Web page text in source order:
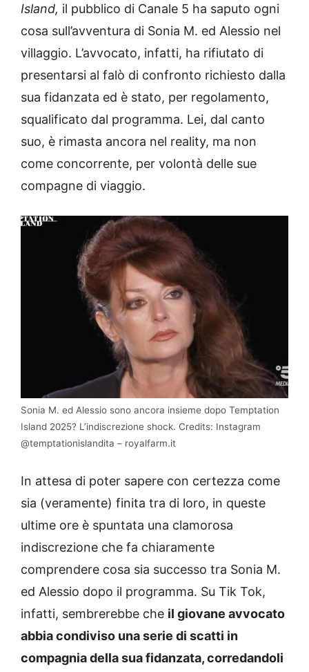
Island, il pubblico di Canale 5 ha saputo ogni
cosa sull’avventura di Sonia M. ed Alessio nel
villaggio. L’avvocato, infatti, ha rifiutato di
presentarsi al falò di confronto richiesto dalla
sua fidanzata ed è stato, per regolamento,
squalificato dal programma. Lei, dal canto
suo, è rimasta ancora nel reality, ma non
come concorrente, per volontà delle sue
compagne di viaggio.
Sonia M. ed Alessio sono ancora insieme dopo Temptation
Island 2025? L’indiscrezione shock. Credits: Instagram
@temptationislandita – royalfarm.it
In attesa di poter sapere con certezza come
sia (veramente) finita tra di loro, in queste
ultime ore è spuntata una clamorosa
indiscrezione che fa chiaramente
comprendere cosa sia successo tra Sonia M.
ed Alessio dopo il programma. Su Tik Tok,
infatti, sembrerebbe che il giovane avvocato
abbia condiviso una serie di scatti in
compagnia della sua fidanzata, corredandoli